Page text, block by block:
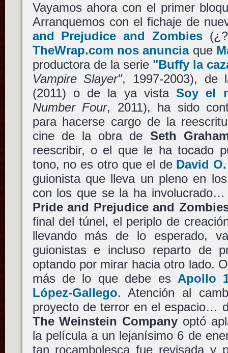
Vayamos ahora con el primer
Arranquemos con el fichaje de
and Prejudice and Zombies
TheWrap.com nos anunciaque
productora de la serie "Buffy la
Vampire Slayer", 1997-2003),
(2011) o de la ya vistaSoy el
Number Four, 2011), ha sido
para hacerse cargo de la
cine de la obra de Seth
reescribir, o el que le ha tocado
tono, no es otro que el de David
guionista que lleva un pleno en
con los que se la ha involucrado…
Pride and Prejudice and
final del túnel, el periplo de
llevando más de lo esperado,
guionistas e incluso reparto de
optando por mirar hacia otro lado.
más de lo que debe es Apollo
López-Gallego. Atención al
proyecto de terror en el espacio…
The Weinstein Company optó
la película a un lejanísimo 6 de
tan rocambolesca fue revisada y